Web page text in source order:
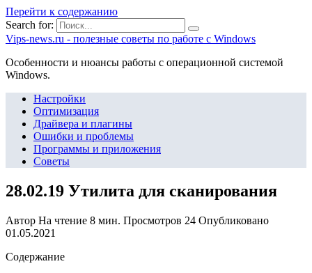
Перейти к содержанию
Search for:
Vips-news.ru - полезные советы по работе с Windows
Особенности и нюансы работы с операционной системой
Windows.
Настройки
Оптимизация
Драйвера и плагины
Ошибки и проблемы
Программы и приложения
Советы
28.02.19 Утилита для сканирования
Автор На чтение 8 мин. Просмотров 24 Опубликовано
01.05.2021
Содержание